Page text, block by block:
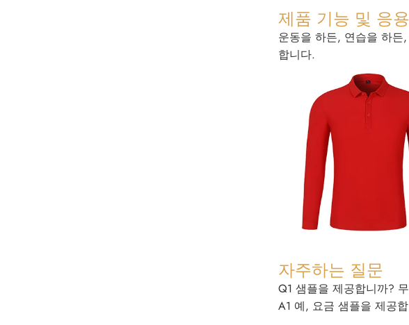
제품 기능 및 응용
운동을 하든, 연습을 하
합니다.
자주하는 질문
Q1 샘플을 제공합니까?
A1 예, 요금 샘플을 제공